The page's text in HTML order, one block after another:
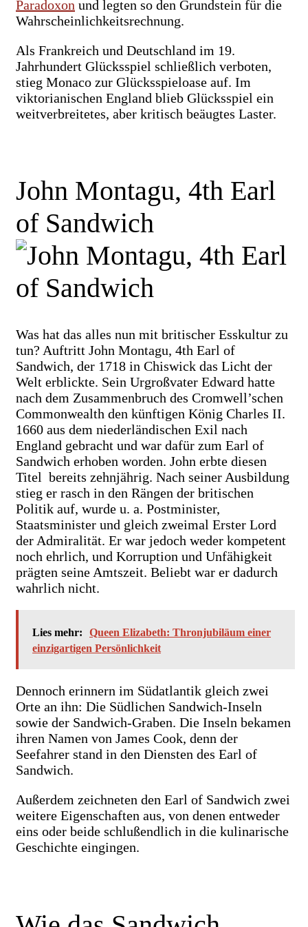
Paradoxon und legten so den Grundstein für die
Wahrscheinlichkeitsrechnung.
Als Frankreich und Deutschland im 19.
Jahrhundert Glücksspiel schließlich verboten,
stieg Monaco zur Glücksspieloase auf. Im
viktorianischen England blieb Glücksspiel ein
weitverbreitetes, aber kritisch beäugtes Laster.
John Montagu, 4th Earl
of Sandwich
Was hat das alles nun mit britischer Esskultur zu
tun? Auftritt John Montagu, 4th Earl of
Sandwich, der 1718 in Chiswick das Licht der
Welt erblickte. Sein Urgroßvater Edward hatte
nach dem Zusammenbruch des Cromwell’schen
Commonwealth den künftigen König Charles II.
1660 aus dem niederländischen Exil nach
England gebracht und war dafür zum Earl of
Sandwich erhoben worden. John erbte diesen
Titel bereits zehnjährig. Nach seiner Ausbildung
stieg er rasch in den Rängen der britischen
Politik auf, wurde u. a. Postminister,
Staatsminister und gleich zweimal Erster Lord
der Admiralität. Er war jedoch weder kompetent
noch ehrlich, und Korruption und Unfähigkeit
prägten seine Amtszeit. Beliebt war er dadurch
wahrlich nicht.
Lies mehr:
Queen Elizabeth: Thronjubiläum einer
einzigartigen Persönlichkeit
Dennoch erinnern im Südatlantik gleich zwei
Orte an ihn: Die Südlichen Sandwich-Inseln
sowie der Sandwich-Graben. Die Inseln bekamen
ihren Namen von James Cook, denn der
Seefahrer stand in den Diensten des Earl of
Sandwich.
Außerdem zeichneten den Earl of Sandwich zwei
weitere Eigenschaften aus, von denen entweder
eins oder beide schlußendlich in die kulinarische
Geschichte eingingen.